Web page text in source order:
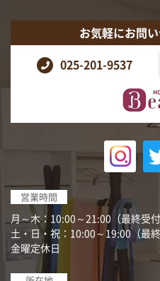
お気軽にお問
025-201-9537
営業時間
月～木：10:00～21:00（最終受付
土・日・祝：10:00～19:00（最
金曜定休日